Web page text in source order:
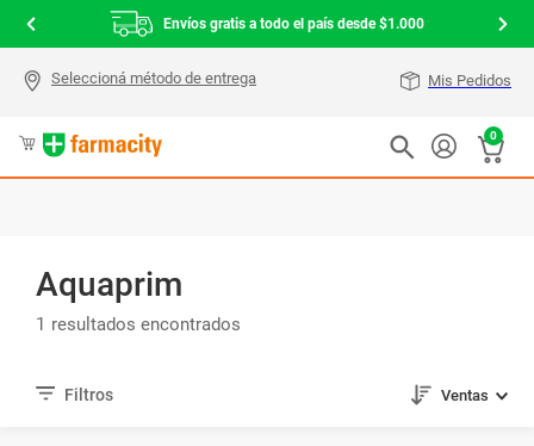
Envíos gratis a todo el país desde $1.000
Mis Pedidos
0
Aquaprim
1
Ventas